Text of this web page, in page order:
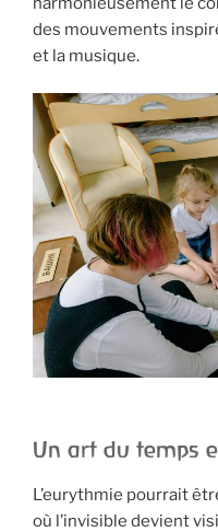
des mouvements
et la musique.
Un art du temps
L’eurythmie pourrait
où l’invisible devient